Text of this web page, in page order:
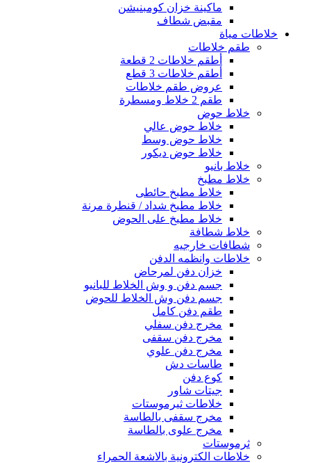
ماكينة خزان كومبنيشن
مقبض شطاف
خلاطات مياة
طقم خلاطات
أطقم خلاطات 2 قطعة
أطقم خلاطات 3 قطع
عروض طقم خلاطات
طقم 2 خلاط ومسطرة
خلاط حوض
خلاط حوض عالي
خلاط حوض وسط
خلاط حوض ديكور
خلاط بانيو
خلاط مطبخ
خلاط مطبخ حائطى
خلاط مطبخ شداد / قنطرة مرنة
خلاط مطبخ على الحوض
خلاط شطافة
شطافات خارجيه
خلاطات وانظمه الدفن
خزان دفن لمرحاض
جسم دفن و وش الخلاط للبانيو
جسم دفن وش الخلاط للحوض
طقم دفن كامل
مخرج دفن سفلي
مخرج دفن سقفى
مخرج دفن علوي
طاسات دش
كوع دفن
جيتات شاور
خلاطات ثيرموستات
مخرج سقفى بالطاسة
مخرج علوى بالطاسة
ثرموستات
خلاطات الكترونية بالاشعة الحمراء